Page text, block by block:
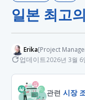
일본 최고
Erika[Project
업데이트2026년 3월 6
관련시장